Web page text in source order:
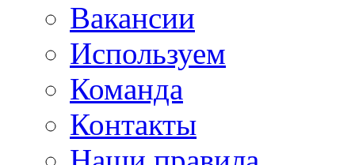
Вакансии
Используем
Команда
Контакты